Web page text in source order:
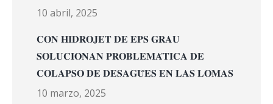
10 abril, 2025
𝐂𝐎𝐍 𝐇𝐈𝐃𝐑𝐎𝐉𝐄𝐓 𝐃𝐄 𝐄𝐏𝐒 𝐆𝐑𝐀𝐔
𝐒𝐎𝐋𝐔𝐂𝐈𝐎𝐍𝐀𝐍 𝐏𝐑𝐎𝐁𝐋𝐄𝐌𝐀́𝐓𝐈𝐂𝐀 𝐃𝐄
𝐂𝐎𝐋𝐀𝐏𝐒𝐎 𝐃𝐄 𝐃𝐄𝐒𝐀𝐆𝐔̈𝐄𝐒 𝐄𝐍 𝐋𝐀𝐒 𝐋𝐎𝐌𝐀𝐒
10 marzo, 2025